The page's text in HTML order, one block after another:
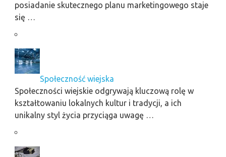
posiadanie skutecznego planu marketingowego staje
się …
Społeczność wiejska
Społeczności wiejskie odgrywają kluczową rolę w
kształtowaniu lokalnych kultur i tradycji, a ich
unikalny styl życia przyciąga uwagę …